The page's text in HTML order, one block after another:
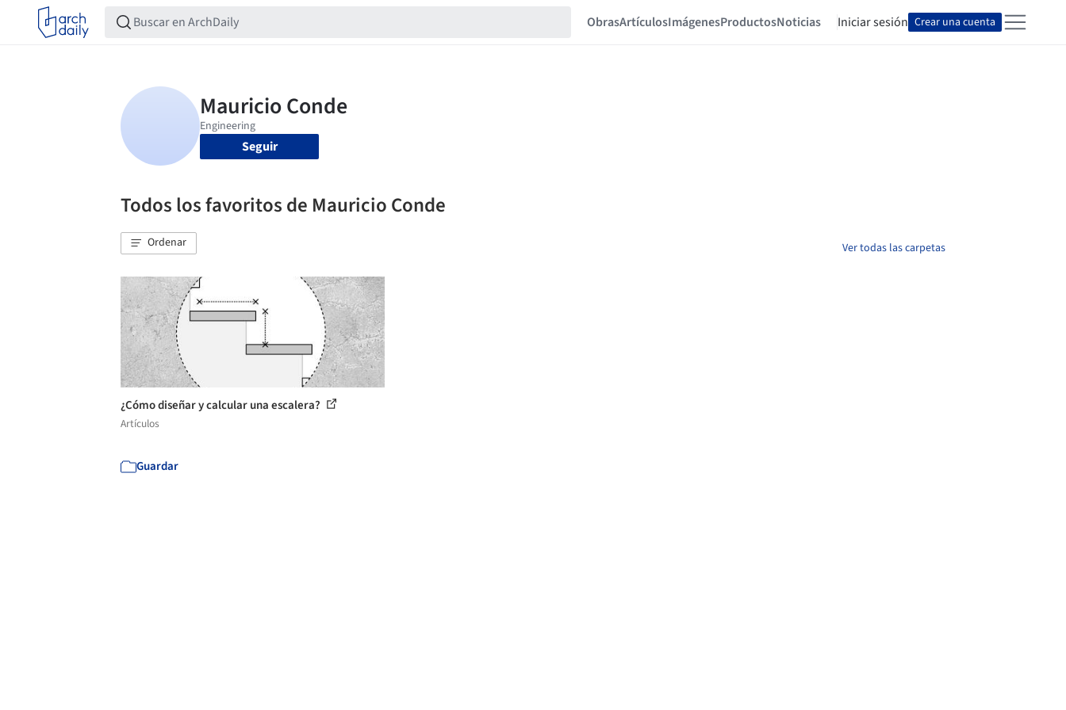
ObrasArtículosImágenesProductosNoticias Iniciar sesión Crear una cuenta
Seguir
Todos los favoritos de Mauricio Conde
Ordenar Ver todas las carpetas
¿Cómo diseñar y calcular una escalera?
Artículos
Guardar